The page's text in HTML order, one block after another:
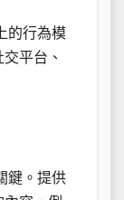
的行為模
平台、
鍵。提供